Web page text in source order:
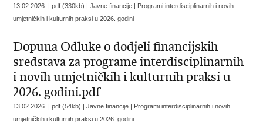
13.02.2026. | pdf (330kb) | Javne financije | Programi interdisciplinarnih i novih
umjetničkih i kulturnih praksi u 2026. godini
Dopuna Odluke o dodjeli financijskih
sredstava za programe interdisciplinarnih
i novih umjetničkih i kulturnih praksi u
2026. godini.pdf
13.02.2026. | pdf (54kb) | Javne financije | Programi interdisciplinarnih i novih
umjetničkih i kulturnih praksi u 2026. godini